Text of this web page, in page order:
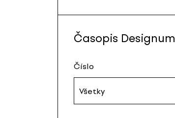
Časopis Designum
Číslo
Všetky